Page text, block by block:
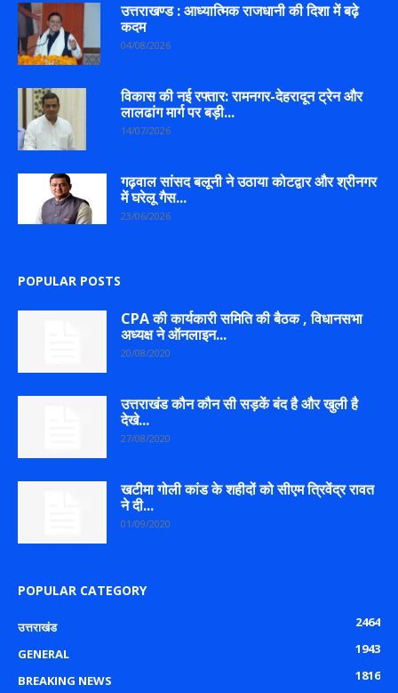
उत्तराखण्ड : आध्यात्मिक राजधानी की दिशा में बढ़े
कदम
04/08/2026
विकास की नई रफ्तार: रामनगर-देहरादून ट्रेन और
लालढांग मार्ग पर बड़ी...
14/07/2026
गढ़वाल सांसद बलूनी ने उठाया कोटद्वार और श्रीनगर
में घरेलू गैस...
23/06/2026
POPULAR POSTS
CPA की कार्यकारी समिति की बैठक , विधानसभा
अध्यक्ष ने ऑनलाइन...
20/08/2020
उत्तराखंड कौन कौन सी सड़कें बंद है और खुली है
देखे...
27/08/2020
खटीमा गोली कांड के शहीदों को सीएम त्रिवेंद्र रावत
ने दी...
01/09/2020
POPULAR CATEGORY
उत्तराखंड
2464
GENERAL
1943
BREAKING NEWS
1816